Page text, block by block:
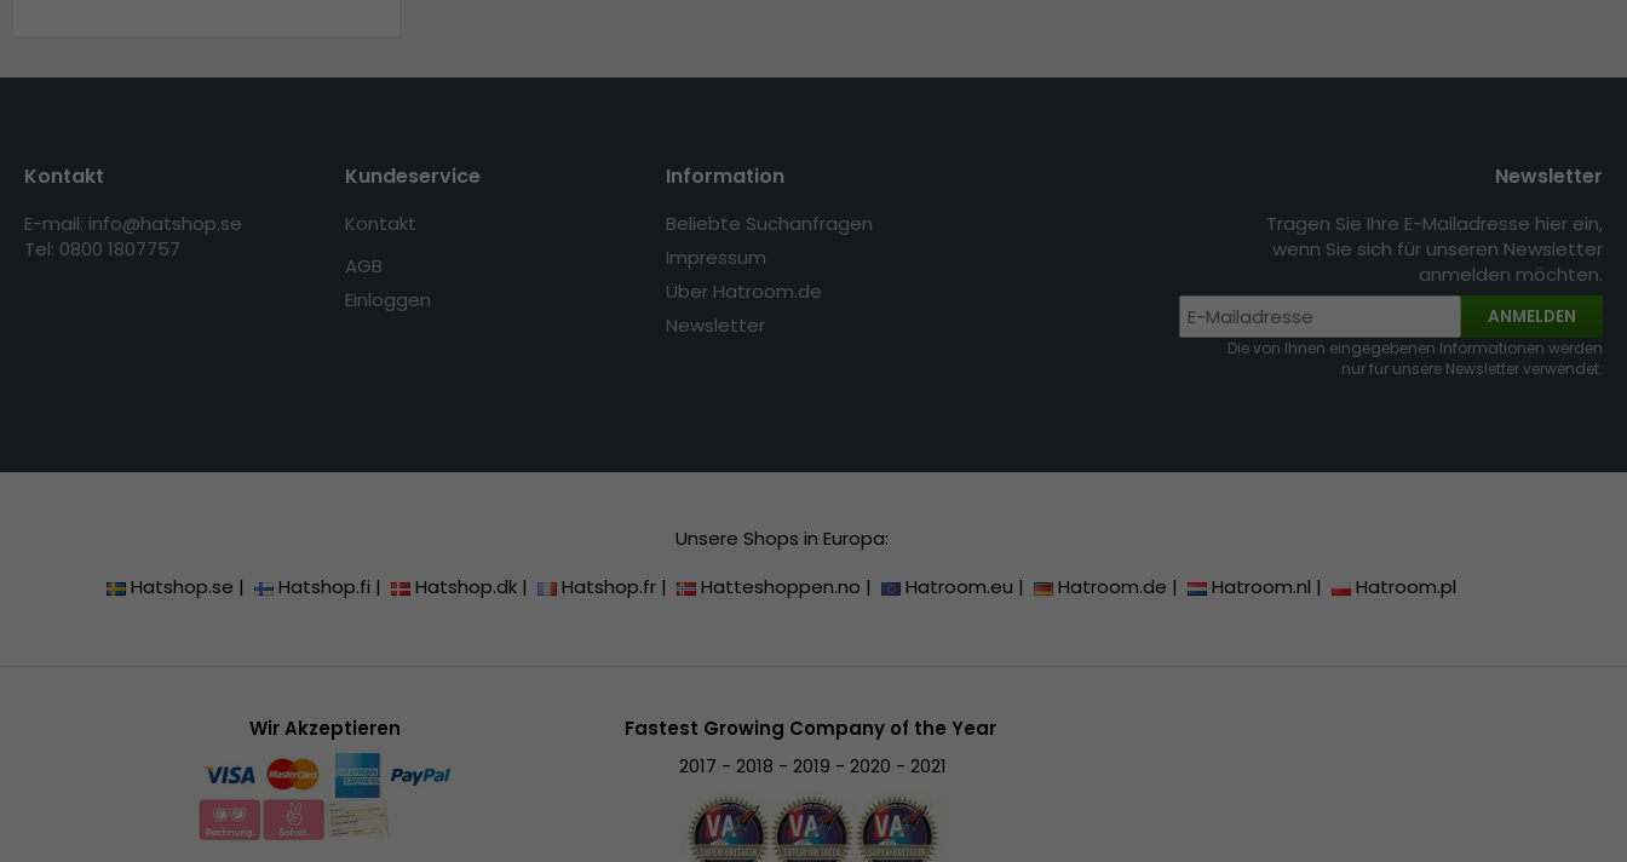
Kontakt
E-mail: info@hatshop.se
Tel: 0800 1807757
Kundeservice
Kontakt
AGB
Einloggen
Information
Beliebte Suchanfragen
Impressum
Über Hatroom.de
Newsletter
Newsletter
Tragen Sie Ihre E-Mailadresse hier ein,
wenn Sie sich für unseren Newsletter
anmelden möchten.
ANMELDEN
Die von Ihnen eingegebenen Informationen werden
nur für unsere Newsletter verwendet.
Unsere Shops in Europa:
Hatshop.se | Hatshop.fi | Hatshop.dk | Hatshop.fr | Hatteshoppen.no | Hatroom.eu | Hatroom.de | Hatroom.nl | Hatroom.pl
Wir Akzeptieren
Fastest Growing Company of the Year
2017 - 2018 - 2019 - 2020 - 2021